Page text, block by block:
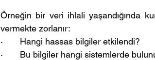
Örneğin bir veri ihlali yaşandığında
vermekte zorlanır:
·       Hangi hassas bilgiler etkilendi?
·       Bu bilgiler hangi sistemlerde